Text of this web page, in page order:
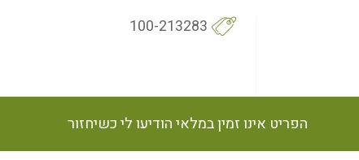
100-213283
הפריט אינו זמין במלאי הודיעו לי כשיחזור